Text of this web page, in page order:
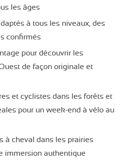
les âges
à tous les niveaux, des
confirmés
pour découvrir les
de façon originale et
et cyclistes dans les forêts et
pour un week-end à vélo au
à cheval dans les prairies
immersion authentique